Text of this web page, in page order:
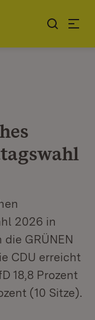
2026 in
GRÜNEN
CDU erreicht
18,8 Prozent
(10 Sitze).